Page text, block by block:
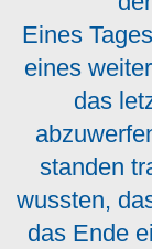
Eines
eines
das
standen
wussten,
das Ende